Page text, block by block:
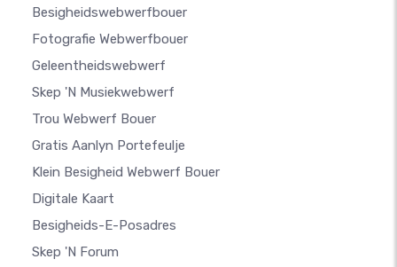
Besigheidswebwerfbouer
Fotografie Webwerfbouer
Geleentheidswebwerf
Skep 'n Musiekwebwerf
Trou Webwerf Bouer
Gratis Aanlyn Portefeulje
Klein Besigheid Webwerf Bouer
Digitale Kaart
Besigheids-E-Posadres
Skep 'n Forum